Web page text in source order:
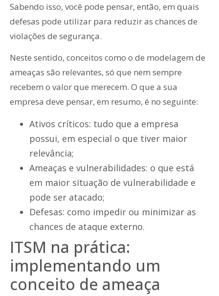
Sabendo isso, você pode pensar, então, em quais
defesas pode utilizar para reduzir as chances de
violações de segurança.
Neste sentido, conceitos como o de modelagem de
ameaças são relevantes, só que nem sempre
recebem o valor que merecem. O que a sua
empresa deve pensar, em resumo, é no seguinte:
Ativos críticos: tudo que a empresa
possui, em especial o que tiver maior
relevância;
Ameaças e vulnerabilidades: o que está
em maior situação de vulnerabilidade e
pode ser atacado;
Defesas: como impedir ou minimizar as
chances de ataque externo.
ITSM na prática:
implementando um
conceito de ameaça